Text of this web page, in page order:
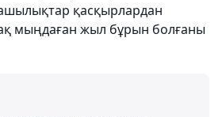
қасқырлардан
ақ мыңдаған жыл бұрын болғаны